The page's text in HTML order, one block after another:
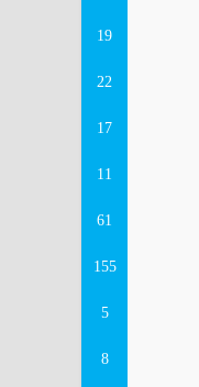
19
22
17
11
61
155
5
8